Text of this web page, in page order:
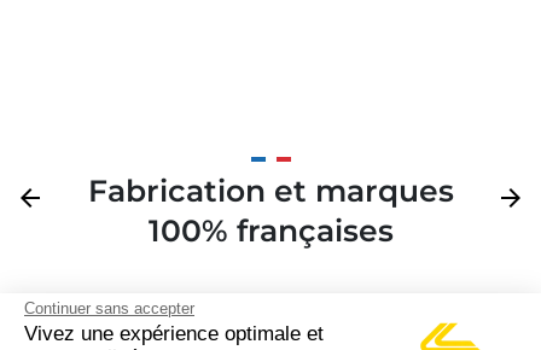
Continuer sans accepter
Vivez une expérience optimale et
Précédent
arrow_back
Fabrication et marques
100% françaises
arrow_forward